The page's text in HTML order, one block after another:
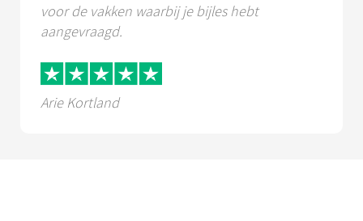
voor de vakken waarbij je bijles hebt
aangevraagd.
Arie Kortland